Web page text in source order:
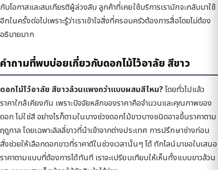
กับโอกาสและสมเกียรติผู้ล่วงลับ ลูกค้าที่เคยใช้บริการเรามักจะกลับมาใช้
อีกในครั้งต่อไปเพราะรู้ว่าเราเข้าใจสิ่งที่ครอบครัวต้องการสื่อโดยไม่ต้อง
อธิบายมาก
คำถามที่พบบ่อยเกี่ยวกับดอกไม้ไว้อาลัย สีขาว
ดอกไม้ไว้อาลัย สีขาวล้วนแพงกว่าแบบผสมสีไหม?โดยทั่วไปแล้ว
ราคาใกล้เคียงกัน เพราะปัจจัยหลักของราคาคือจำนวนและคุณภาพของ
ดอก ไม่ใช่สี อย่างไรก็ตามในบางช่วงดอกไม้ขาวบางชนิดอาจขึ้นราคาตาม
ฤดูกาล โดยเฉพาะลิลลี่ขาวที่นำเข้าจากต่างประเทศ การปรึกษาช่างก่อน
สั่งช่วยให้เลือกดอกขาวที่ราคาดีในช่วงเวลานั้นๆ ได้ ทักไลน์มาขอใบเสนอ
ราคาตามแบบที่ต้องการได้ทันที เราจะเปรียบเทียบให้เห็นทั้งแบบขาวล้วน